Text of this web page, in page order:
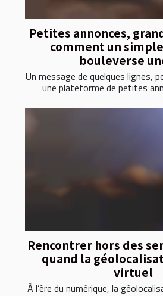
Petites annonces,
comment un
bouleverse
Un message de quelques lignes,
une plateforme de petites
Rencontrer hors des
quand la
virtuel
À l’ère du numérique, la